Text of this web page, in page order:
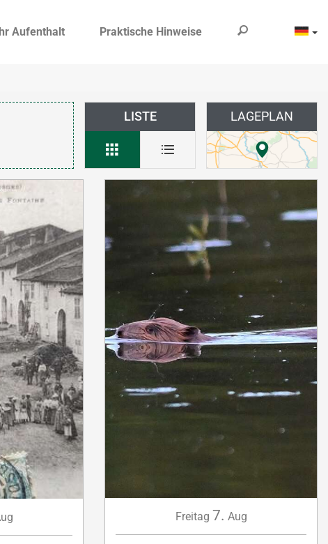
Aufenthalt Praktische Hinweise
LISTE LAGEPLAN
Freitag 7. Aug